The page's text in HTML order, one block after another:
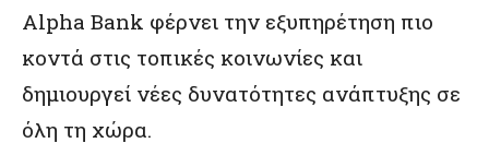
Alpha Bank φέρνει την εξυπηρέτηση πιο
κοντά στις τοπικές κοινωνίες και
δημιουργεί νέες δυνατότητες ανάπτυξης σε
όλη τη χώρα.